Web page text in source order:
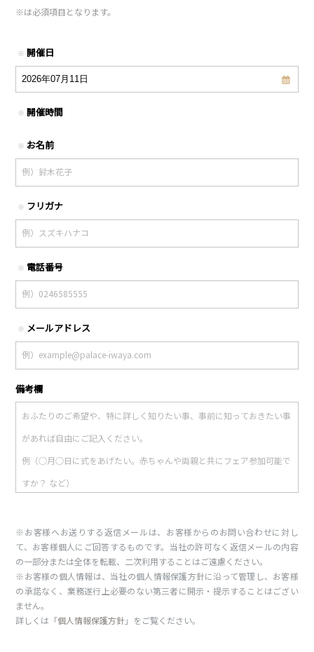
※は必須項目となります。
※ 開催日
※ 開催時間
※ お名前
※ フリガナ
※ 電話番号
※ メールアドレス
備考欄
※お客様へお送りする返信メールは、お客様からのお問い合わせに対し
て、お客様個人にご回答するものです。当社の許可なく返信メールの内容
の一部分または全体を転載、二次利用することはご遠慮ください。
※お客様の個人情報は、当社の個人情報保護方針に沿って管理し、お客様
の承諾なく、業務遂行上必要のない第三者に開示・提示することはござい
ません。
詳しくは「個人情報保護方針」をご覧ください。